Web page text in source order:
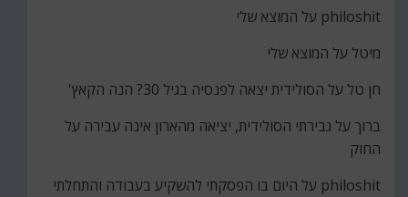
philoshit על המוצא שלי
מיטל על המוצא שלי
חן טל על הסולידית יצאה לפנסיה בגיל 30? הנה הקאץ'
ברוך על גבירתי הסולידית, יציאה מהארון אינה עבירה על
החוק
philoshit על היום בו הפסקתי להשקיע בעבודה והתחלתי